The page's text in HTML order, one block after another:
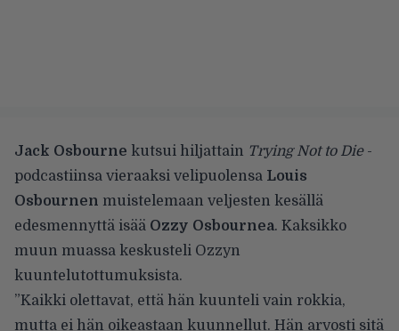
Jack Osbourne kutsui hiljattain Trying Not to Die-
podcastiinsa vieraaksi velipuolensa Louis
Osbournen muistelemaan veljesten kesällä
edesmennyttä isää Ozzy Osbournea. Kaksikko
muun muassa keskusteli Ozzyn
kuuntelutottumuksista.
”Kaikki olettavat, että hän kuunteli vain rokkia,
mutta ei hän oikeastaan kuunnellut. Hän arvosti sitä